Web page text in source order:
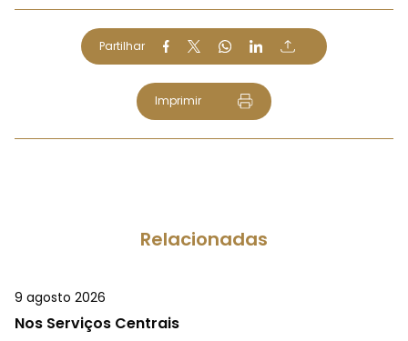
Partilhar
Imprimir
Relacionadas
9 agosto 2026
Nos Serviços Centrais